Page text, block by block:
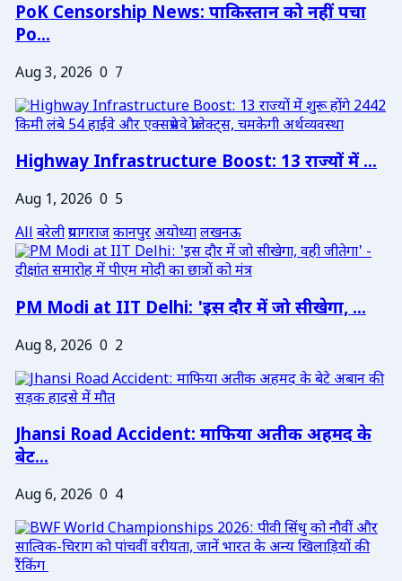
PoK Censorship News: पाकिस्तान को नहीं पचा
Po...
Aug 3, 2026 0 7
Highway Infrastructure Boost: 13 राज्यों में ...
Aug 1, 2026 0 5
Allबरेलीप्रयागराजकानपुरअयोध्यालखनऊ
PM Modi at IIT Delhi: 'इस दौर में जो सीखेगा, ...
Aug 8, 2026 0 2
Jhansi Road Accident: माफिया अतीक अहमद के
बेट...
Aug 6, 2026 0 4